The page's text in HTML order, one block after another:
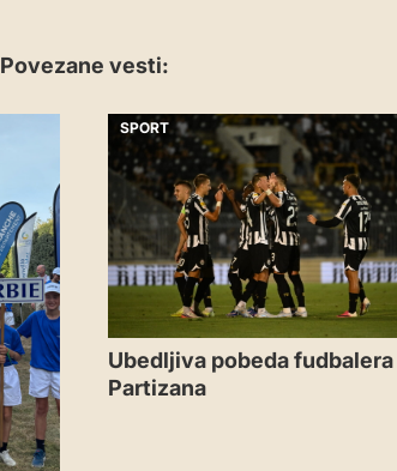
Povezane vesti:
SPORT
Ubedljiva pobeda fudbalera
Partizana